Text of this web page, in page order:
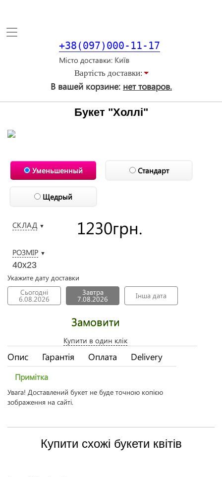
Toggle
+38(097)000-11-17
Місто доставки
Вартiсть доставки:
В вашей корзине: нет товаров.
Букет "Холлі"
Уменьшенный Стандарт
Щедрый
СКЛАД ▼
РОЗМІР ▼
40х23
1230грн.
Укажите дату доставки
Сьогодні
6.08.2026
Завтра
7.08.2026 Інша дата
Замовити
Купити в один клік
Опис Гарантія Оплата Delivery
Примітка
Увага! Доставлений букет не буде точною копією
зображення на сайті.
Купити схожі букети квітів